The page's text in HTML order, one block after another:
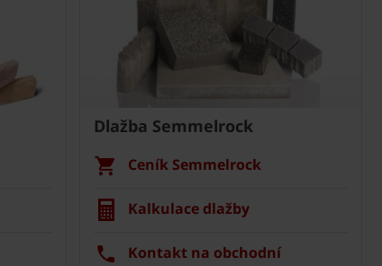
Dlažba Semmelrock
Ceník Semmelrock
Kalkulace dlažby
Kontakt na obchodní